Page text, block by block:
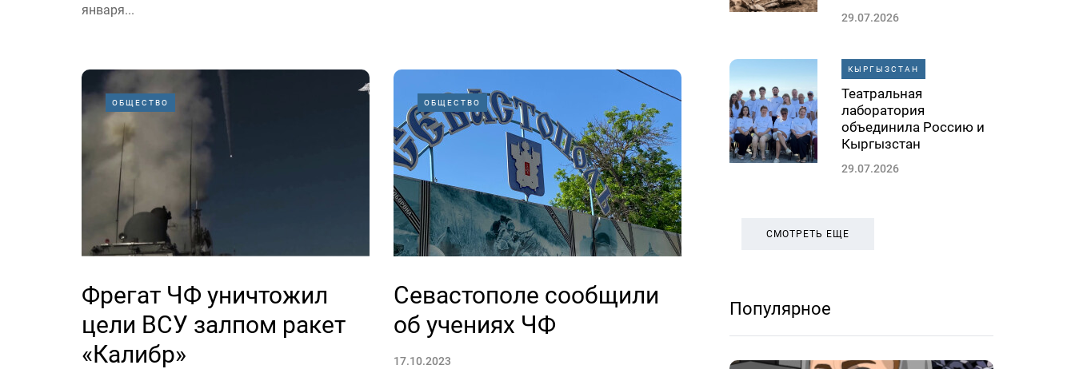
января...
ОБЩЕСТВО
Фрегат ЧФ уничтожил
цели ВСУ залпом ракет
«Калибр»
ОБЩЕСТВО
Севастополе сообщили
об учениях ЧФ
17.10.2023
29.07.2026
КЫРГЫЗСТАН
Театральная
лаборатория
объединила Россию и
Кыргызстан
29.07.2026
СМОТРЕТЬ ЕЩЕ
Популярное